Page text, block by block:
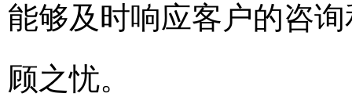
能够及时响应客户的咨
顾之忧。